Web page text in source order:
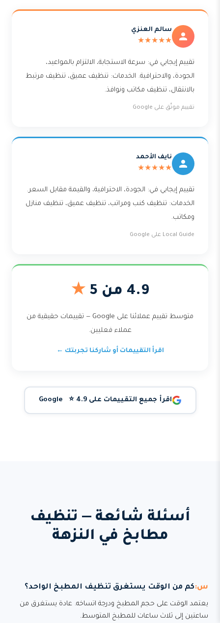
سالم العنزي
★★★★★
تقييم إيجابي في: سرعة الاستجابة، الالتزام بالمواعيد،
الجودة، والاحترافية. الخدمات: تنظيف عميق، تنظيف مرتبط
بالانتقال، تنظيف مكاتب ونوافذ.
تقييم موثّق على Google
نايف الأحمد
★★★★★
تقييم إيجابي في: الجودة، الاحترافية، والقيمة مقابل السعر.
الخدمات: تنظيف كنب ومراتب، تنظيف عميق، تنظيف منازل
ومكاتب.
Local Guide على Google
4.9 من 5 ★
متوسط تقييم عملائنا على Google — تقييمات حقيقية من
عملاء فعليين.
اقرأ التقييمات أو شاركنا تجربتك ←
اقرأ جميع التقييمات على Google ⭐ 4.9
أسئلة شائعة — تنظيف
مطابخ في النزهة
كم من الوقت يستغرق تنظيف المطبخ الواحد؟
يعتمد الوقت على حجم المطبخ ودرجة اتساخه. عادة يستغرق من
ساعتين إلى ثلاث ساعات للمطبخ المتوسط.